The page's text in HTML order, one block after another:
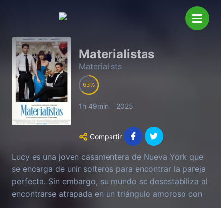
Materialistas
Materialists
63
1h 49min 2025
Compartir
Lucy es una joven casamentera de Nueva York que
se encarga de unir solteros para encontrar la pareja
perfecta. Sin embargo, su mundo se desestabiliza al
encontrarse atrapada en un triángulo amoroso con